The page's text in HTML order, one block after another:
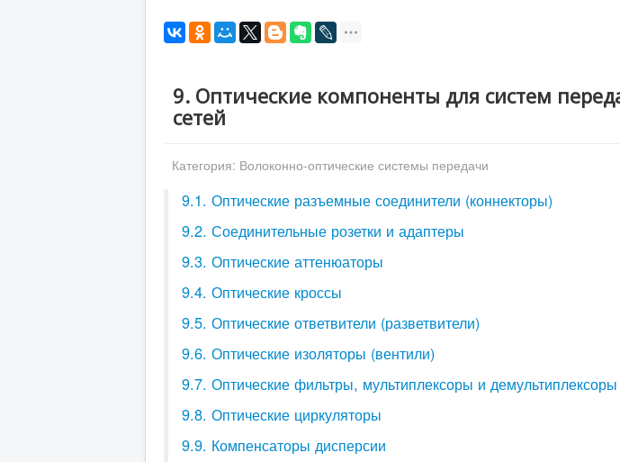
9. Оптические компоненты для систем
сетей
Категория: Волоконно-оптические системы передачи
9.1. Оптические разъемные соединители (коннекторы)
9.2. Соединительные розетки и адаптеры
9.3. Оптические аттенюаторы
9.4. Оптические кроссы
9.5. Оптические ответвители (разветвители)
9.6. Оптические изоляторы (вентили)
9.7. Оптические фильтры, мультиплексоры и демультиплексоры
9.8. Оптические циркуляторы
9.9. Компенсаторы дисперсии